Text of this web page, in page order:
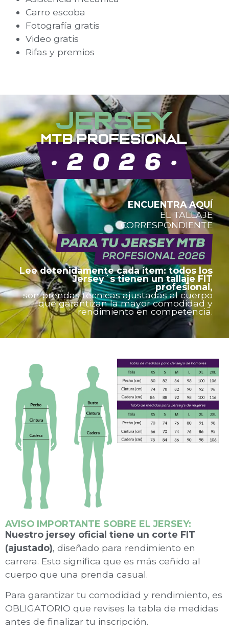
Carro escoba
Fotografía gratis
Video gratis
Rifas y premios
Jersey
mtb PROFESIONAL
ENCUENTRA AQUÍ
EL TALLAJE
CORRESPONDIENTE
Lee detenidamente cada ítem: todos los
Jersey´s tienen un tallaje FIT
profesional,
son prendas técnicas ajustadas al cuerpo
que garantizan la mayor comodidad y
rendimiento en competencia.
AVISO IMPORTANTE SOBRE EL JERSEY:
Nuestro jersey oficial tiene un corte FIT
(ajustado), diseñado para rendimiento en
carrera. Esto significa que es más ceñido al
cuerpo que una prenda casual.
Para garantizar tu comodidad y rendimiento, es
OBLIGATORIO que revises la tabla de medidas
antes de finalizar tu inscripción.